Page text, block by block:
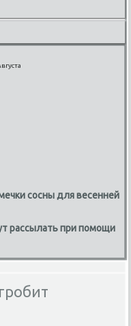
сосны для весенней
рассылать при помощи